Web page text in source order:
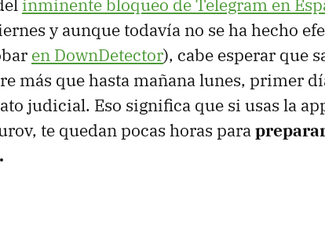
inminente bloqueo de Telegram en
y aunque todavía no se ha hecho
en DownDetector), cabe esperar que
más que hasta mañana lunes, primer
judicial. Eso significa que si usas la
te quedan pocas horas para